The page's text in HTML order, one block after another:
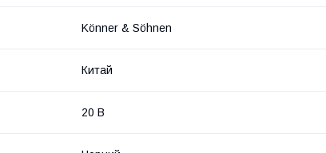
Könner & Söhnen
Китай
20 В